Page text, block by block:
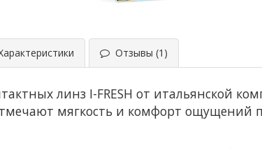
Отзывы (1)
линз I-FRESH от итальянской
мягкость и комфорт ощущений